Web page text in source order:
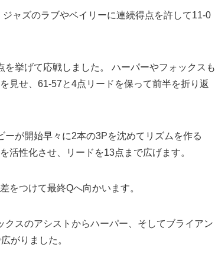
ャズのラブやベイリーに連続得点を許して11-0
挙げて応戦しました。 ハーパーやフォックスも
見せ、61-57と4点リードを保って前半を折り返
が開始早々に2本の3Pを沈めてリズムを作る
活性化させ、リードを13点まで広げます。
をつけて最終Qへ向かいます。
スのアシストからハーパー、そしてブライアン
がりました。